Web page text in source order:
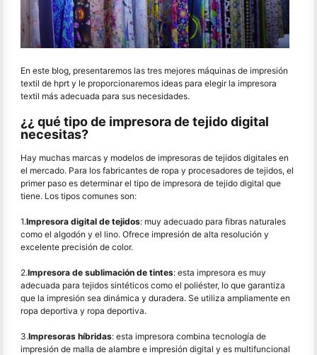
En este blog, presentaremos las tres mejores máquinas de impresión
textil de hprt y le proporcionaremos ideas para elegir la impresora
textil más adecuada para sus necesidades.
¿¿ qué tipo de impresora de tejido digital
necesitas?
Hay muchas marcas y modelos de impresoras de tejidos digitales en
el mercado. Para los fabricantes de ropa y procesadores de tejidos, el
primer paso es determinar el tipo de impresora de tejido digital que
tiene. Los tipos comunes son:
1.Impresora digital de tejidos: muy adecuado para fibras naturales
como el algodón y el lino. Ofrece impresión de alta resolución y
excelente precisión de color.
2.Impresora de sublimación de tintes: esta impresora es muy
adecuada para tejidos sintéticos como el poliéster, lo que garantiza
que la impresión sea dinámica y duradera. Se utiliza ampliamente en
ropa deportiva y ropa deportiva.
3.Impresoras híbridas: esta impresora combina tecnología de
impresión de malla de alambre e impresión digital y es multifuncional